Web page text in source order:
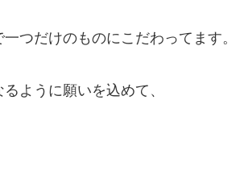
つだけのものにこだわってます。
ように願いを込めて、